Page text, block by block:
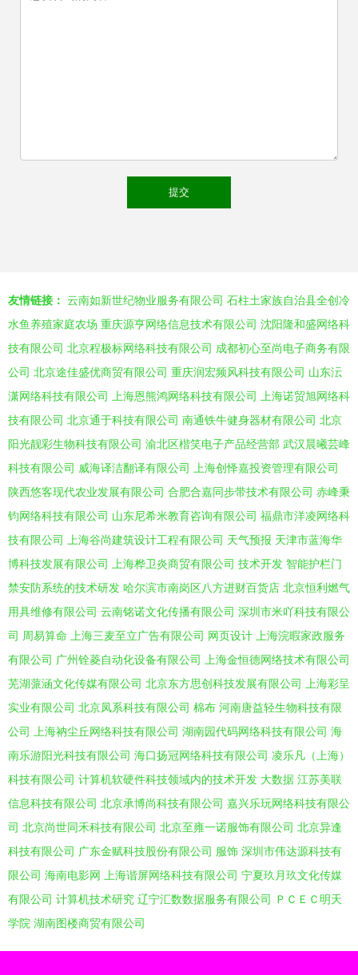
友情链接： 云南如新世纪物业服务有限公司 石柱土家族自治县全创冷
水鱼养殖家庭农场 重庆源亨网络信息技术有限公司 沈阳隆和盛网络科
技有限公司 北京程极标网络科技有限公司 成都初心至尚电子商务有限
公司 北京途佳盛优商贸有限公司 重庆润宏频风科技有限公司 山东沄
潇网络科技有限公司
上海恩熊鸿网络科技有限公司
上海诺贸旭网络科
技有限公司 北京通于科技有限公司 南通铁牛健身器材有限公司 北京
阳光靓彩生物科技有限公司 渝北区楷笑电子产品经营部 武汉晨曦芸峰
科技有限公司 威海译洁翻译有限公司
上海创怿嘉投资管理有限公司
陕西悠客现代农业发展有限公司 合肥合嘉同步带技术有限公司 赤峰秉
钧网络科技有限公司 山东尼希米教育咨询有限公司 福鼎市洋凌网络科
技有限公司
上海谷尚建筑设计工程有限公司 天气预报 天津市蓝海华
博科技发展有限公司
上海桦卫炎商贸有限公司 技术开发 智能护栏门
禁安防系统的技术研发 哈尔滨市南岗区八方进财百货店 北京恒利燃气
用具维修有限公司 云南铭诺文化传播有限公司 深圳市米吖科技有限公
司 周易算命 上海三麦至立广告有限公司 网页设计
上海浣暇家政服务
有限公司 广州铨菱自动化设备有限公司
上海金恒德网络技术有限公司
芜湖蒎涵文化传媒有限公司 北京东方思创科技发展有限公司
上海彩呈
实业有限公司 北京凤系科技有限公司 棉布 河南唐益轻生物科技有限
公司
上海衲尘丘网络科技有限公司 湖南园代码网络科技有限公司 海
南乐游阳光科技有限公司 海口扬冠网络科技有限公司 凌乐凡（上海）
科技有限公司 计算机软硬件科技领域内的技术开发 大数据 江苏美联
信息科技有限公司 北京承博尚科技有限公司 嘉兴乐玩网络科技有限公
司 北京尚世同禾科技有限公司 北京至雍一诺服饰有限公司 北京异逢
科技有限公司 广东金赋科技股份有限公司 服饰 深圳市伟达源科技有
限公司 海南电影网 上海谐屏网络科技有限公司 宁夏玖月玖文化传媒
有限公司 计算机技术研究 辽宁汇数数据服务有限公司
ＰＣＥＣ明天
学院 湖南图楼商贸有限公司